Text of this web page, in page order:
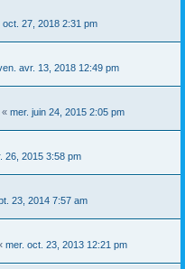
oct. 27, 2018 2:31 pm
avr. 13, 2018 12:49 pm
« mer. juin 24, 2015 2:05 pm
26, 2015 3:58 pm
23, 2014 7:57 am
mer. oct. 23, 2013 12:21 pm